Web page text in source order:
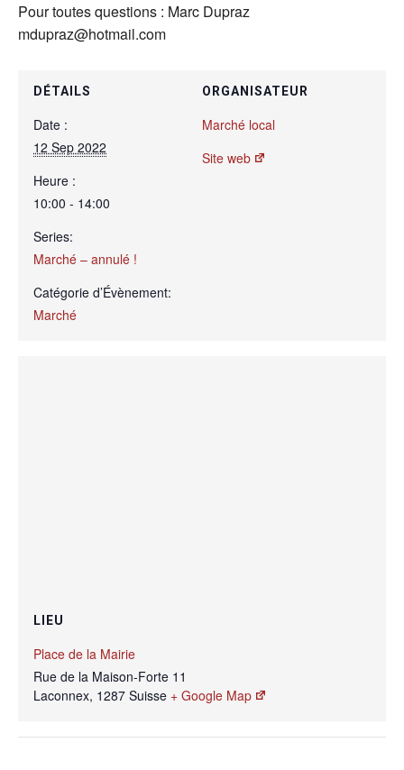
Pour toutes questions : Marc Dupraz
mdupraz@hotmail.com
DÉTAILS
Date :
12 Sep 2022
Heure :
10:00 - 14:00
Series:
Marché – annulé !
Catégorie d’Évènement:
Marché
ORGANISATEUR
Marché local
Site web
LIEU
Place de la Mairie
Rue de la Maison-Forte 11
Laconnex, 1287 Suisse + Google Map